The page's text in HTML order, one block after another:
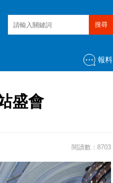
搜尋
報料
盛會
閱讀數：8703